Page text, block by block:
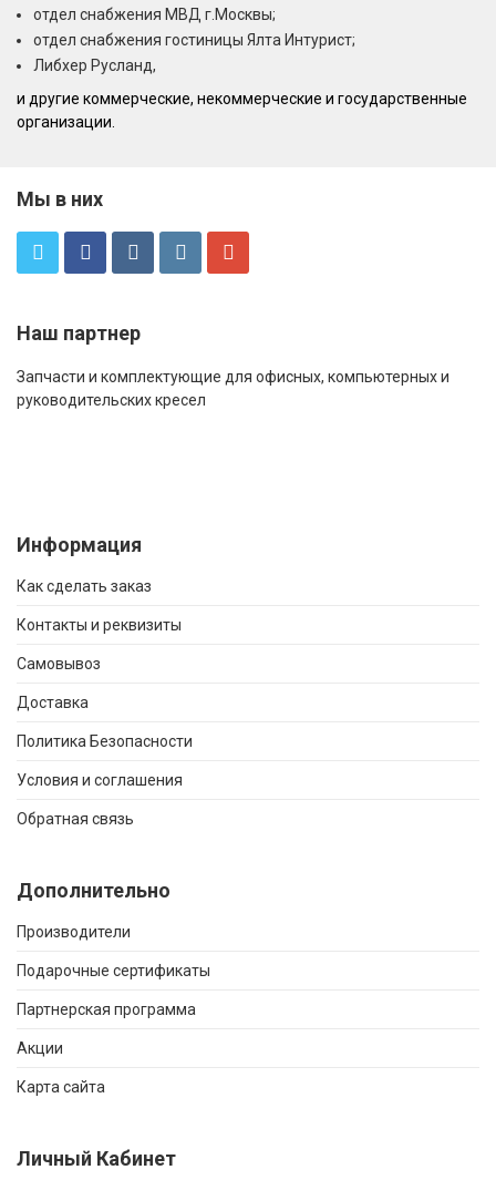
отдел снабжения МВД г.Москвы;
отдел снабжения гостиницы Ялта Интурист;
Либхер Русланд,
и другие коммерческие, некоммерческие и государственные
организации.
Мы в них
Наш партнер
Запчасти и комплектующие для офисных, компьютерных и
руководительских кресел
Информация
Как сделать заказ
Контакты и реквизиты
Самовывоз
Доставка
Политика Безопасности
Условия и соглашения
Обратная связь
Дополнительно
Производители
Подарочные сертификаты
Партнерская программа
Акции
Карта сайта
Личный Кабинет